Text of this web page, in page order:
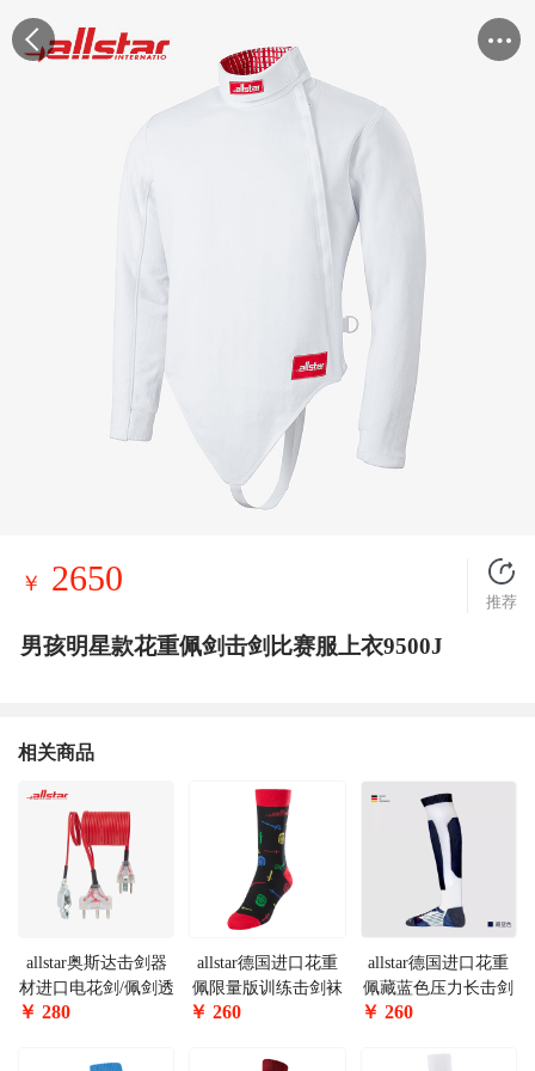
￥ 2650
推荐
男孩明星款花重佩剑击剑比赛服上衣9500J
相关商品
allstar奥斯达击剑器
材进口电花剑/佩剑透
明头手线可参加国内
￥ 280
allstar德国进口花重
佩限量版训练击剑袜
BFSTR-S
￥ 260
allstar德国进口花重
佩藏蓝色压力长击剑
袜FSTR-UT
￥ 260